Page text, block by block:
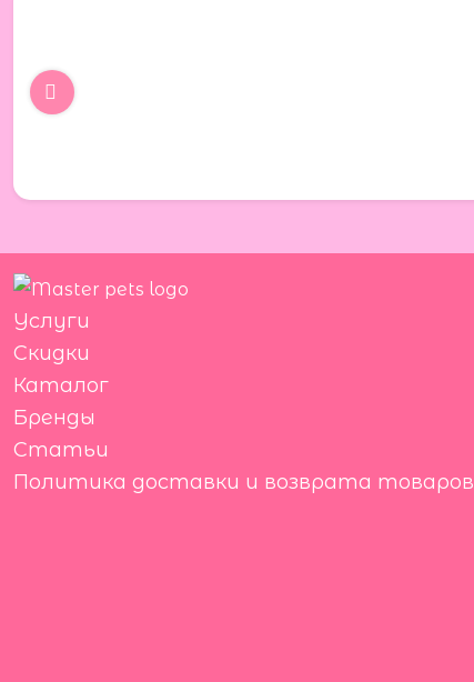
Услуги
Скидки
Каталог
Бренды
Статьи
Политика доставки и возврата товаров